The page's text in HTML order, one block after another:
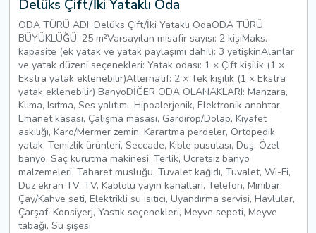
Delüks Çift/İki Yataklı Oda
ODA TÜRÜ ADI: Delüks Çift/İki Yataklı OdaODA TÜRÜ
BÜYÜKLÜĞÜ: 25 m²Varsayılan misafir sayısı: 2 kişiMaks.
kapasite (ek yatak ve yatak paylaşımı dahil): 3 yetişkinAlanlar
ve yatak düzeni seçenekleri: Yatak odası: 1 × Çift kişilik (1 ×
Ekstra yatak eklenebilir)Alternatif: 2 × Tek kişilik (1 × Ekstra
yatak eklenebilir) BanyoDİĞER ODA OLANAKLARI: Manzara,
Klima, Isıtma, Ses yalıtımı, Hipoalerjenik, Elektronik anahtar,
Emanet kasası, Çalışma masası, Gardırop/Dolap, Kıyafet
askılığı, Karo/Mermer zemin, Karartma perdeler, Ortopedik
yatak, Temizlik ürünleri, Seccade, Kıble pusulası, Duş, Özel
banyo, Saç kurutma makinesi, Terlik, Ücretsiz banyo
malzemeleri, Taharet musluğu, Tuvalet kağıdı, Tuvalet, Wi-Fi,
Düz ekran TV, TV, Kablolu yayın kanalları, Telefon, Minibar,
Çay/Kahve seti, Elektrikli su ısıtıcı, Uyandırma servisi, Havlular,
Çarşaf, Konsiyerj, Yastık seçenekleri, Meyve sepeti, Meyve
tabağı, Su şişesi